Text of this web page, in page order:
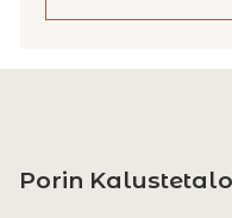
muunnelma.
Porin Kalustetalo